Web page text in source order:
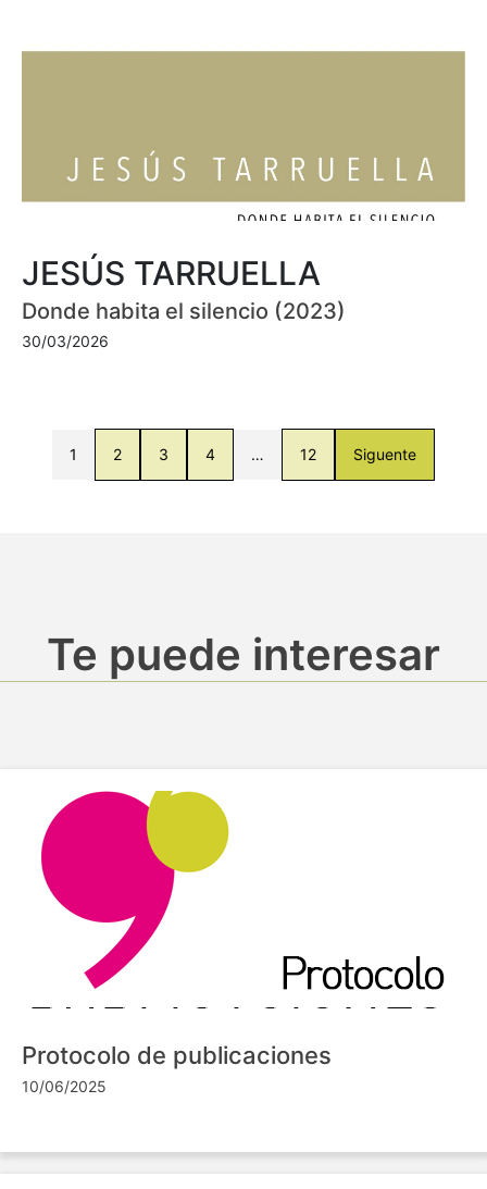
JESÚS TARRUELLA
Donde habita el silencio (2023)
30/03/2026
1 2 3 4 … 12 Siguente
Te puede interesar
Protocolo de publicaciones
10/06/2025